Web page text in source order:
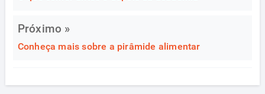
Próximo »
Conheça mais sobre a pirâmide alimentar